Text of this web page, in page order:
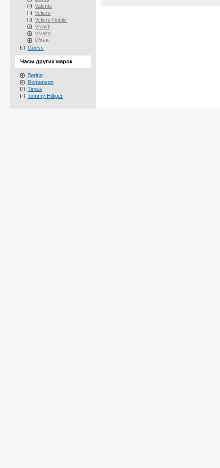
Valente
Veliero
Veliero Nobile
Vivaldi
Vivalto
Wave
Guess
Часы других марок
Bering
Romanson
Timex
Tommy Hilfiger